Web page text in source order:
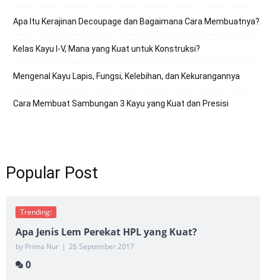
Apa Itu Kerajinan Decoupage dan Bagaimana Cara Membuatnya?
Kelas Kayu I-V, Mana yang Kuat untuk Konstruksi?
Mengenal Kayu Lapis, Fungsi, Kelebihan, dan Kekurangannya
Cara Membuat Sambungan 3 Kayu yang Kuat dan Presisi
Popular Post
Trending:
Apa Jenis Lem Perekat HPL yang Kuat?
by Prima Nur | 26 September 2017
0